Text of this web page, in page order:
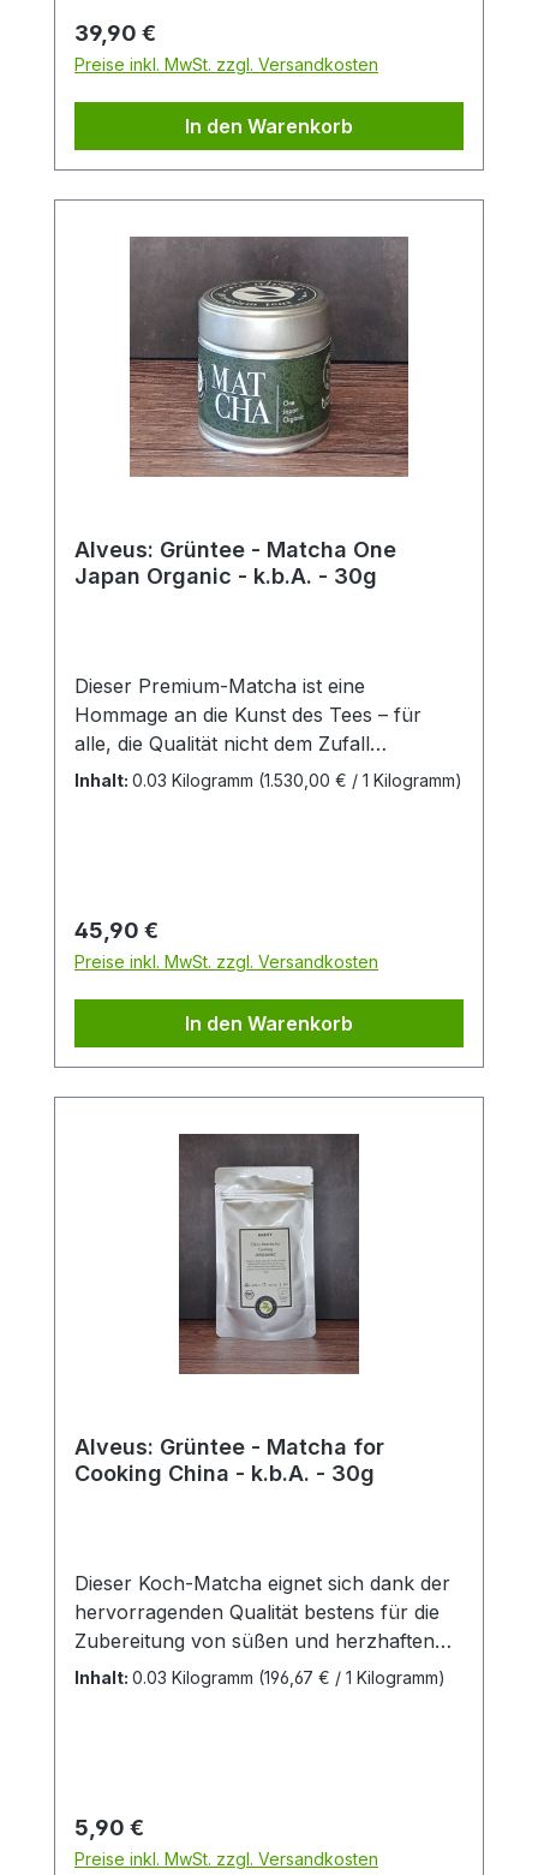
Teespezialität.Zutaten:Japan Bio-
Matcha aus kontrolliert-biologischem
Anbau
Regulärer Preis:
39,90 €
Preise inkl. MwSt. zzgl. Versandkosten
In den Warenkorb
Alveus: Grüntee - Matcha One
Japan Organic - k.b.A. - 30g
Dieser Premium-Matcha ist eine
Hommage an die Kunst des Tees – für
alle, die Qualität nicht dem Zufall
überlassen.Geschmacksvielfalt in ihrer
Alveus probiert haben. Eine jadegrüne
Tassenfarbe und eine Geschmacksvielfalt,
die von fruchtig frisch bis ins Süßliche
reicht, läßt die Herzen von Matcha-
Liebhabern höher schlagen. Erleben Sie
die japanische Teekunst in Ihrer höchsten
Inhalt: 0.03 Kilogramm (1.530,00 € / 1 Kilogramm)
Regulärer Preis:
45,90 €
Preise inkl. MwSt. zzgl. Versandkosten
In den Warenkorb
Alveus: Grüntee - Matcha for
Cooking China - k.b.A. - 30g
Dieser Koch-Matcha eignet sich dank der
hervorragenden Qualität bestens für die
Zubereitung von süßen und herzhaften
Speisen. Gerade für Anhänger der
Matcha aus kontrolliert biologischem
Anbau
Inhalt: 0.03 Kilogramm (196,67 € / 1 Kilogramm)
Regulärer Preis:
5,90 €
Preise inkl. MwSt. zzgl. Versandkosten